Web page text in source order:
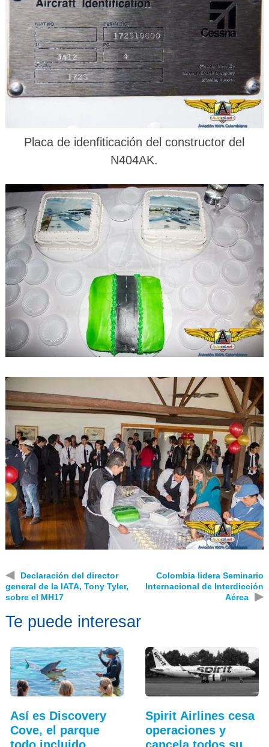
Placa de idenfiticación del constructor del
N404AK.
◀
Declaración del director
general de la IATA, Tony Tyler,
sobre el MH17
Colombia lidera Seminario
Internacional de Interdicción
Aérea
▶
Te puede interesar
Así es Discovery
Cove, el parque
Spirit Airlines cesa
operaciones y